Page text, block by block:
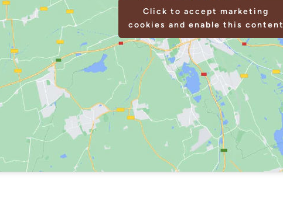
Click to accept marketing
cookies and enable this content